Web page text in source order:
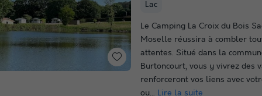
Lac
Le Camping La Croix du Bois
Moselle réussira à combler
attentes. Situé dans la
Burtoncourt, vous y vivrez des
renforceront vos liens avec
ou... Lire la suite